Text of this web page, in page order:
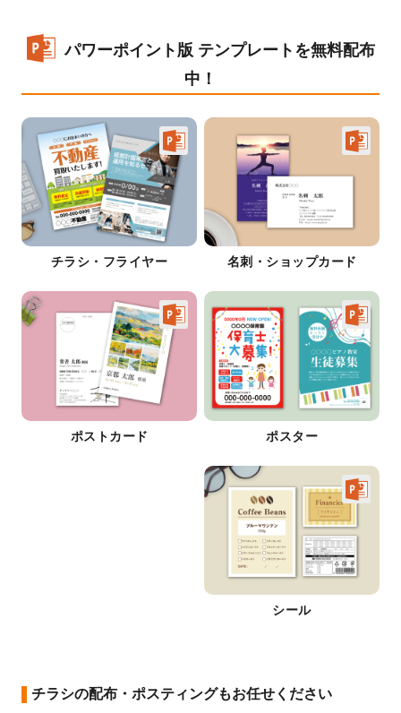
パワーポイント版 テンプレートを無料配布
中！
チラシ・フライヤー 名刺・ショップカード
ポストカード ポスター
シール
チラシの配布・ポスティングもお任せください